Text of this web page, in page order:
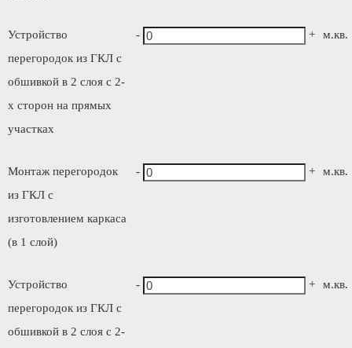
Устройство
перегородок из ГКЛ с
обшивкой в 2 слоя с 2-
х сторон на прямых
участках
- + м.кв.
Монтаж перегородок
из ГКЛ с
изготовлением каркаса
(в 1 слой)
- + м.кв.
Устройство
перегородок из ГКЛ с
обшивкой в 2 слоя с 2-
- + м.кв.